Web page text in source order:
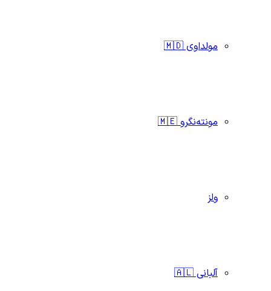
مولداوی 🇲🇩
مونته‌نگرو 🇲🇪
ولز
آلبانی 🇦🇱